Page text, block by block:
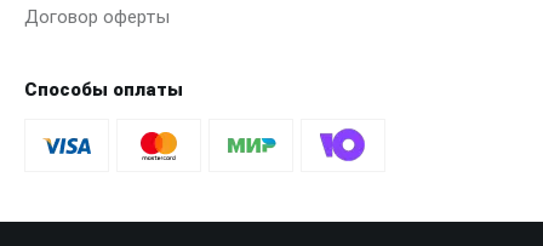
Договор оферты
Способы оплаты